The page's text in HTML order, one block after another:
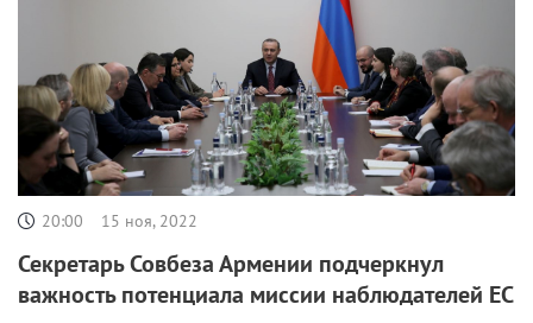
20:00 15 ноя, 2022
Секретарь Совбеза Армении подчеркнул
важность потенциала миссии наблюдателей ЕС